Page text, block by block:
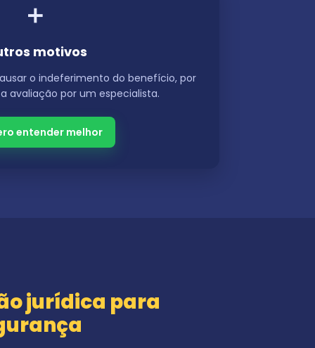
➕
motivos
o indeferimento do benefício, por
avaliação por um especialista.
entender melhor
jurídica para